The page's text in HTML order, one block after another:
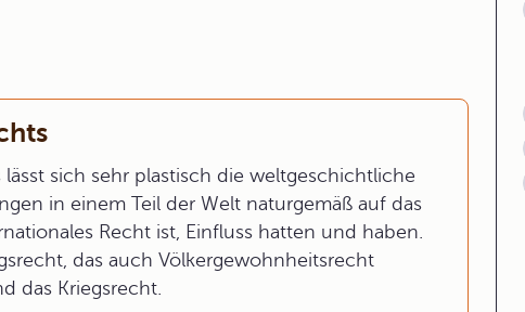
sich sehr plastisch die weltgeschichtliche
in einem Teil der Welt naturgemäß auf das
Recht ist, Einfluss hatten und haben.
das auch Völkergewohnheitsrecht
das Kriegsrecht.